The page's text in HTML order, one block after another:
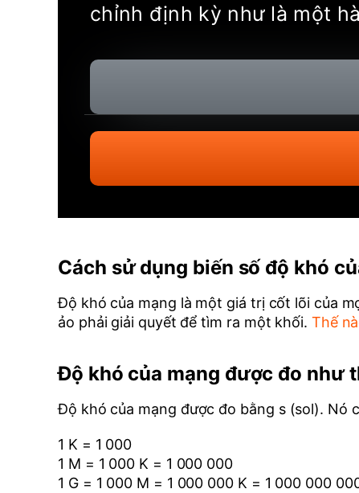
chỉnh định kỳ như là một
Cách sử dụng biến số độ khó
Độ khó của mạng là một giá trị cốt lõi của
ảo phải giải quyết để tìm ra một khối. Thế
Độ khó của mạng được đo như
Độ khó của mạng được đo bằng s (sol). Nó
1 K = 1 000
1 M = 1 000 K = 1 000 000
1 G = 1 000 M = 1 000 000 K = 1 000 000